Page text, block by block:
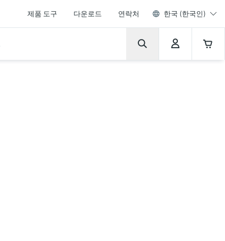
제품 도구 다운로드 연락처 한국 (한국인)